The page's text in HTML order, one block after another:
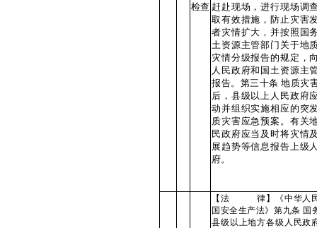
检查 赶赴现场，进行现场调
取有效措施，防止灾害
者灾情扩大，并按照国
土资源主管部门关于地
灾情分级报告的规定，
人民政府和国土资源主
报告。第三十条 地质灾
后，县级以上人民政府
动并组织实施相应的突
质灾害应急预案。有关
民政府应当及时将灾情
展趋势等信息报告上级
府。
【法 律】《中华人
国安全生产法》第九条 国
县级以上地方各级人民政